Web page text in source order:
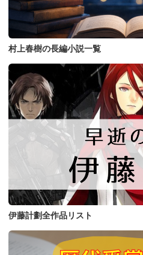
村上春樹の長編小説一覧
伊藤計劃全作品リスト